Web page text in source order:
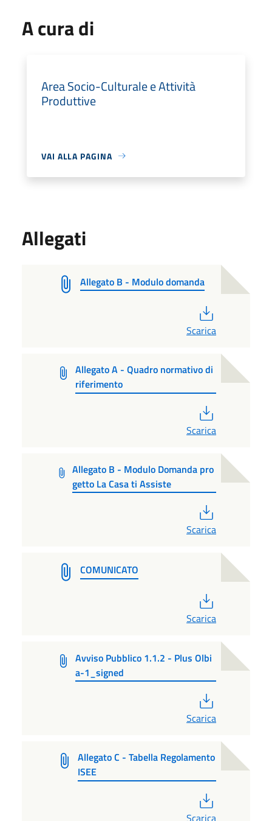
A cura di
Area Socio-Culturale e Attività
Produttive
VAI ALLA PAGINA
Allegati
Allegato B - Modulo domanda
Scarica
Allegato A - Quadro normativo di
riferimento
Scarica
Allegato B - Modulo Domanda pro
getto La Casa ti Assiste
Scarica
COMUNICATO
Scarica
Avviso Pubblico 1.1.2 - Plus Olbi
a-1_signed
Scarica
Allegato C - Tabella Regolamento
ISEE
Scarica